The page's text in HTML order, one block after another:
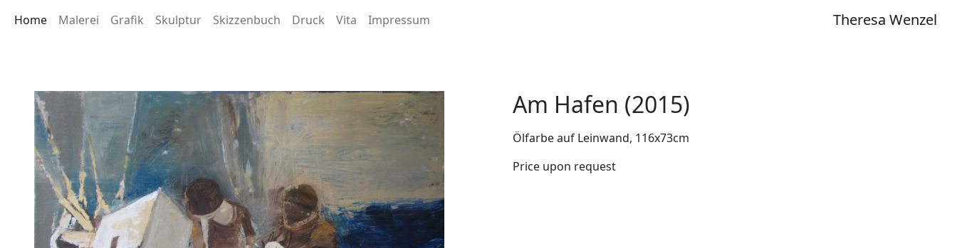
Home Malerei Grafik Skulptur Skizzenbuch Druck Vita Impressum Theresa Wenzel
Am Hafen (2015)
Ölfarbe auf Leinwand, 116x73cm
Price upon request